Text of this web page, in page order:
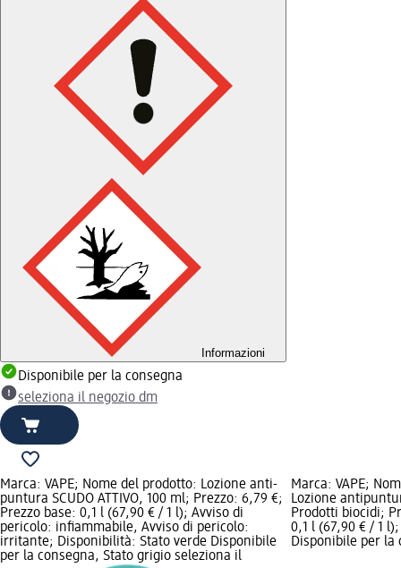
Informazioni
Disponibile per la consegna
seleziona il negozio dm
Marca: VAPE; Nome del prodotto: Lozione anti-
puntura SCUDO ATTIVO, 100 ml; Prezzo: 6,79 €;
Prezzo base: 0,1 l (67,90 € / 1 l); Avviso di
pericolo: infiammabile, Avviso di pericolo:
irritante; Disponibilità: Stato verde Disponibile
per la consegna, Stato grigio seleziona il
Marca: VAPE;
Lozione
Prodotti biocidi;
0,1 l (67,90 € / 1
Disponibile per la